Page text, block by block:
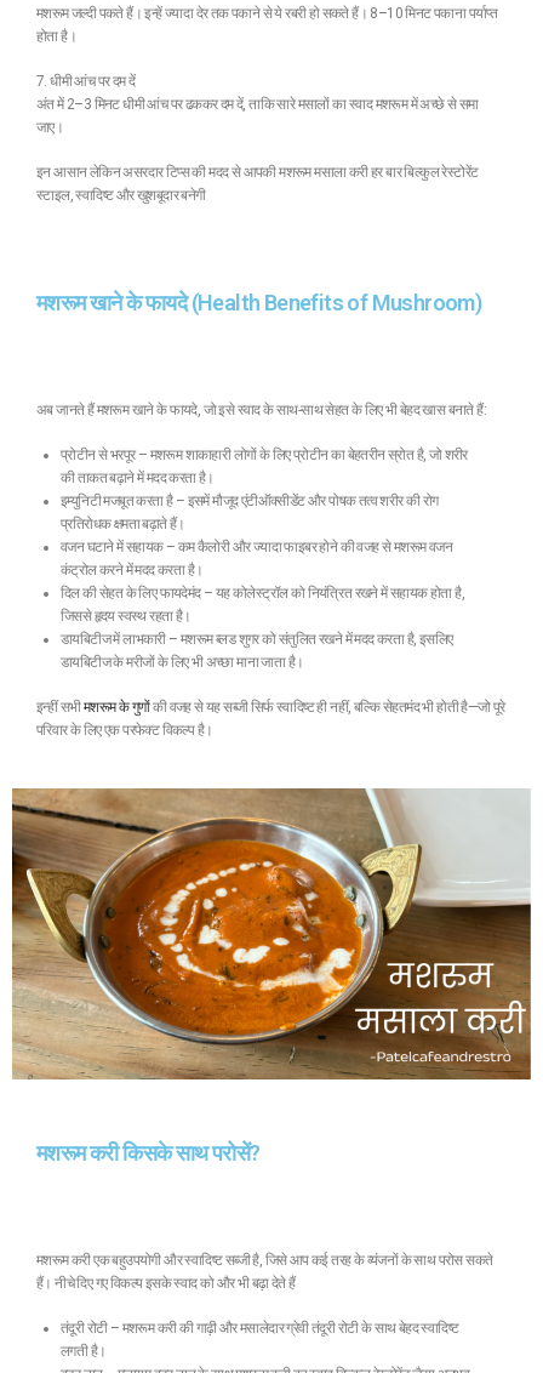
मशरूम जल्दी पकते हैं। इन्हें ज्यादा देर तक पकाने से ये रबरी हो सकते हैं। 8–10 मिनट पकाना पर्याप्त
होता है।
7. धीमी आंच पर दम दें
अंत में 2–3 मिनट धीमी आंच पर ढककर दम दें, ताकि सारे मसालों का स्वाद मशरूम में अच्छे से समा
जाए।
इन आसान लेकिन असरदार टिप्स की मदद से आपकी मशरूम मसाला करी हर बार बिल्कुल रेस्टोरेंट
स्टाइल, स्वादिष्ट और खुशबूदार बनेगी
मशरूम खाने के फायदे (Health Benefits of Mushroom)
अब जानते हैं मशरूम खाने के फायदे, जो इसे स्वाद के साथ-साथ सेहत के लिए भी बेहद खास बनाते हैं:
प्रोटीन से भरपूर – मशरूम शाकाहारी लोगों के लिए प्रोटीन का बेहतरीन स्रोत है, जो शरीर
की ताकत बढ़ाने में मदद करता है।
इम्युनिटी मजबूत करता है – इसमें मौजूद एंटीऑक्सीडेंट और पोषक तत्व शरीर की रोग
प्रतिरोधक क्षमता बढ़ाते हैं।
वजन घटाने में सहायक – कम कैलोरी और ज्यादा फाइबर होने की वजह से मशरूम वजन
कंट्रोल करने में मदद करता है।
दिल की सेहत के लिए फायदेमंद – यह कोलेस्ट्रॉल को नियंत्रित रखने में सहायक होता है,
जिससे हृदय स्वस्थ रहता है।
डायबिटीज में लाभकारी – मशरूम ब्लड शुगर को संतुलित रखने में मदद करता है, इसलिए
डायबिटीज के मरीजों के लिए भी अच्छा माना जाता है।
इन्हीं सभीमशरूम के गुणोंकी वजह से यह सब्जी सिर्फ स्वादिष्ट ही नहीं, बल्कि सेहतमंद भी होती है—जो पूरे
परिवार के लिए एक परफेक्ट विकल्प है।
मशरूम करी किसके साथ परोसें?
मशरूम करी एक बहुउपयोगी और स्वादिष्ट सब्जी है, जिसे आप कई तरह के व्यंजनों के साथ परोस सकते
हैं। नीचे दिए गए विकल्प इसके स्वाद को और भी बढ़ा देते हैं
तंदूरी रोटी – मशरूम करी की गाढ़ी और मसालेदार ग्रेवी तंदूरी रोटी के साथ बेहद स्वादिष्ट
लगती है।